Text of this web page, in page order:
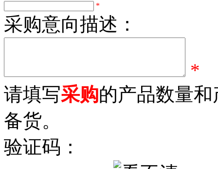
*
采购意向描述：
*
请填写采购的产品数量
备货。
验证码：